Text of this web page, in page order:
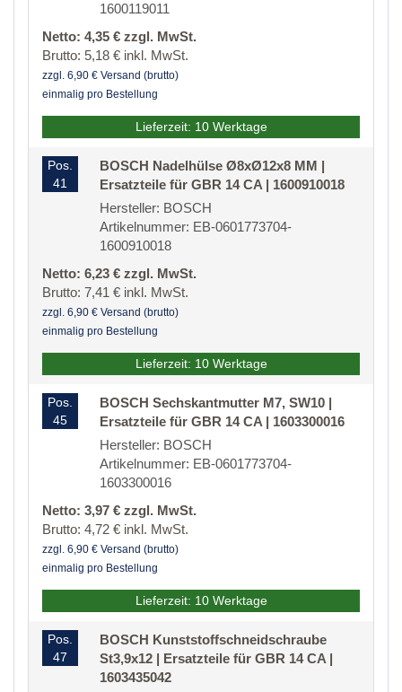
1600119011
Netto: 4,35 € zzgl. MwSt.
Brutto: 5,18 € inkl. MwSt.
zzgl. 6,90 € Versand (brutto)
einmalig pro Bestellung
Lieferzeit: 10 Werktage
Pos.
41
BOSCH Nadelhülse Ø8xØ12x8 MM |
Ersatzteile für GBR 14 CA | 1600910018
Hersteller: BOSCH
Artikelnummer: EB-0601773704-
1600910018
Netto: 6,23 € zzgl. MwSt.
Brutto: 7,41 € inkl. MwSt.
zzgl. 6,90 € Versand (brutto)
einmalig pro Bestellung
Lieferzeit: 10 Werktage
Pos.
45
BOSCH Sechskantmutter M7, SW10 |
Ersatzteile für GBR 14 CA | 1603300016
Hersteller: BOSCH
Artikelnummer: EB-0601773704-
1603300016
Netto: 3,97 € zzgl. MwSt.
Brutto: 4,72 € inkl. MwSt.
zzgl. 6,90 € Versand (brutto)
einmalig pro Bestellung
Lieferzeit: 10 Werktage
Pos.
47
BOSCH Kunststoffschneidschraube
St3,9x12 | Ersatzteile für GBR 14 CA |
1603435042